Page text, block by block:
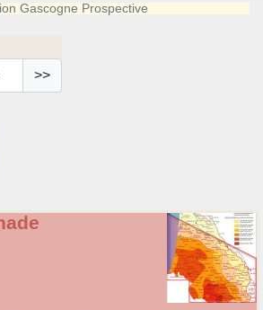
Gascogne Prospective
>>